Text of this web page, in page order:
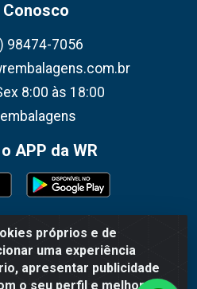
próprios e de
uma experiência
apresentar publicidade
o seu perfil e melhorar a
Conosco
98474-7056
8:00 às 18:00
APP da WR
Gomes de Araújo, 1360 -
- CEP 36202-628 - CNPJ
0001-55